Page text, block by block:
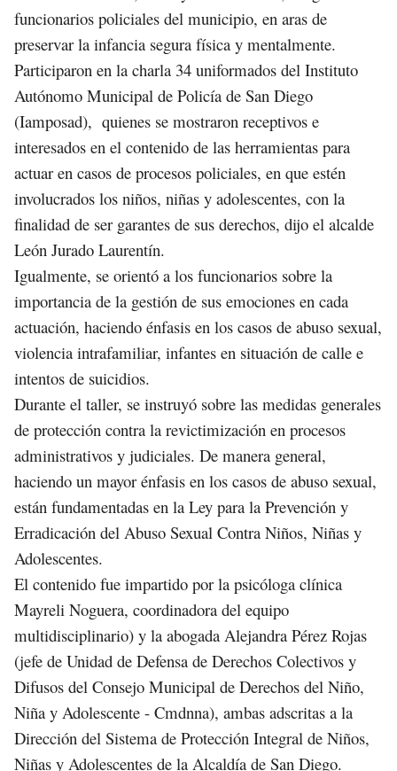
funcionarios policiales del municipio, en aras de
preservar la infancia segura física y mentalmente.
Participaron en la charla 34 uniformados del Instituto
Autónomo Municipal de Policía de San Diego
(Iamposad), quienes se mostraron receptivos e
interesados en el contenido de las herramientas para
actuar en casos de procesos policiales, en que estén
involucrados los niños, niñas y adolescentes, con la
finalidad de ser garantes de sus derechos, dijo el alcalde
León Jurado Laurentín.
Igualmente, se orientó a los funcionarios sobre la
importancia de la gestión de sus emociones en cada
actuación, haciendo énfasis en los casos de abuso sexual,
violencia intrafamiliar, infantes en situación de calle e
intentos de suicidios.
Durante el taller, se instruyó sobre las medidas generales
de protección contra la revictimización en procesos
administrativos y judiciales. De manera general,
haciendo un mayor énfasis en los casos de abuso sexual,
están fundamentadas en la Ley para la Prevención y
Erradicación del Abuso Sexual Contra Niños, Niñas y
Adolescentes.
El contenido fue impartido por la psicóloga clínica
Mayreli Noguera, coordinadora del equipo
multidisciplinario) y la abogada Alejandra Pérez Rojas
(jefe de Unidad de Defensa de Derechos Colectivos y
Difusos del Consejo Municipal de Derechos del Niño,
Niña y Adolescente - Cmdnna), ambas adscritas a la
Dirección del Sistema de Protección Integral de Niños,
Niñas y Adolescentes de la Alcaldía de San Diego.